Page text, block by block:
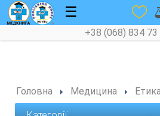
☰
+38 (068) 834 73
Головна Медицина